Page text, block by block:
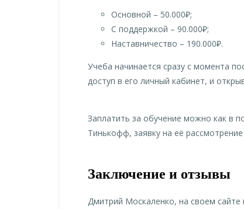
Основной – 50.000₽;
С поддержкой – 90.000₽;
Наставничество – 190.000₽.
Учеба начинается сразу с момента
доступ в его личный кабинет, и
Заплатить за обучение можно как в
Тинькофф, заявку на её
Заключение и отзывы
Дмитрий Москаленко, на своем